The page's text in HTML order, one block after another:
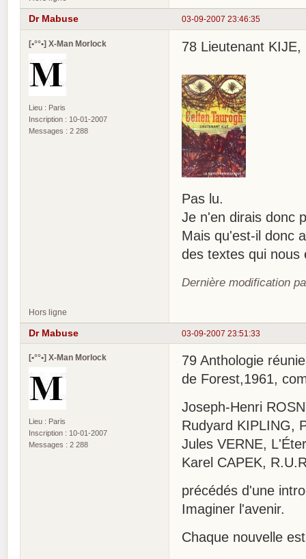
03-09-2007 23:46:35
Dr Mabuse
[•°°•] X-Man Morlock
Lieu : Paris
Inscription : 10-01-2007
Messages : 2 288
78 Lieutenant
Pas lu.
Je n'en dirais donc
Mais qu'est-il donc
des textes qui nous
Dernière modification
Hors ligne
03-09-2007 23:51:33
Dr Mabuse
[•°°•] X-Man Morlock
Lieu : Paris
Inscription : 10-01-2007
Messages : 2 288
79 Anthologie
de Forest,1961,
Joseph-Henri
Rudyard KIPLING,
Jules VERNE,
Karel CAPEK,
précédés d'une
Imaginer l'avenir.
Chaque nouvelle